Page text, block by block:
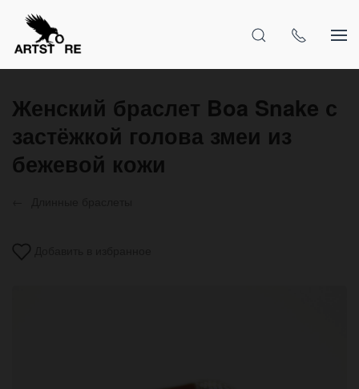
Женский браслет Boa Snake с
застёжкой голова змеи из
бежевой кожи